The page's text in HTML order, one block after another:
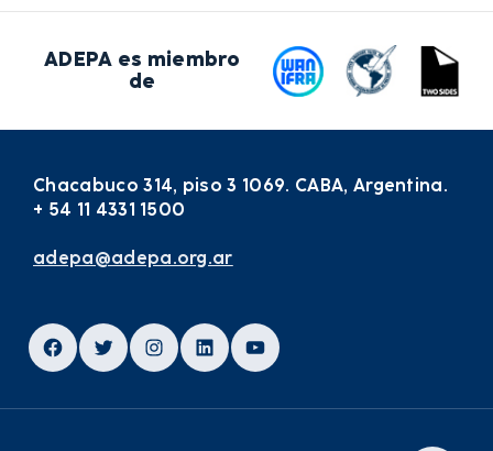
ADEPA es miembro
de
Chacabuco 314, piso 3 1069. CABA, Argentina.
+ 54 11 4331 1500
adepa@adepa.org.ar
Facebook
TwitterInstagram
LinkedInYouTube